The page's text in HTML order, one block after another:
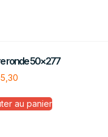
ronde 50×277
au panier